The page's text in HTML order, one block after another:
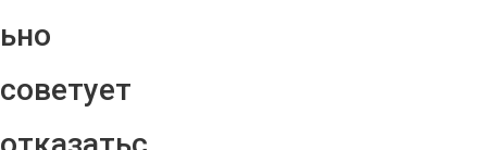
ьно
советует